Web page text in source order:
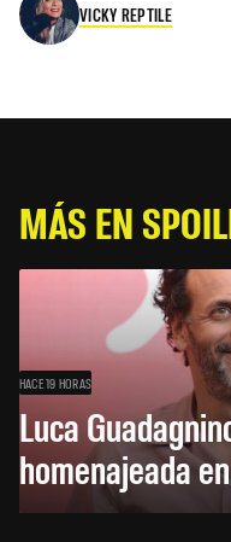
VICKY REPTILE
MÁS EN
HACE 19 HORAS
Luca
homenajeada